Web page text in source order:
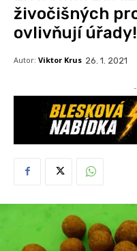
živočišných
ovlivňují úřady!
Autor: Viktor Krus 26. 1. 2021